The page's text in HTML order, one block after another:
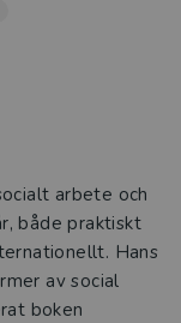
arbete och
både praktiskt
Hans
av social
boken